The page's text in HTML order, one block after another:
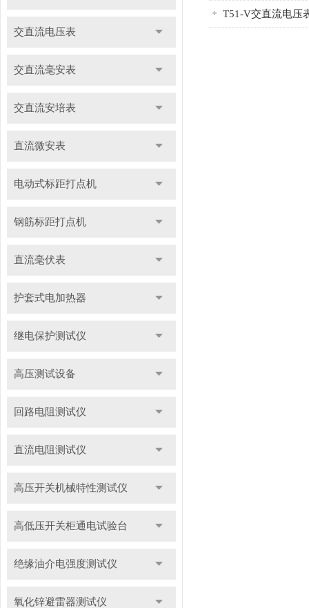
交直流电压表
交直流毫安表
交直流安培表
直流微安表
电动式标距打点机
钢筋标距打点机
直流毫伏表
护套式电加热器
继电保护测试仪
高压测试设备
回路电阻测试仪
直流电阻测试仪
高压开关机械特性测试仪
高低压开关柜通电试验台
绝缘油介电强度测试仪
氧化锌避雷器测试仪
T51-V交直流电压